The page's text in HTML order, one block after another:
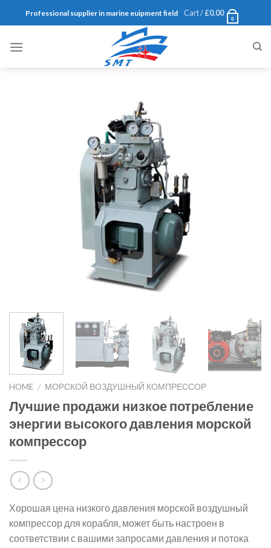
Professional supplier in marine euipment field Cart /£0.00
0
HOME / МОРСКОЙ ВОЗДУШНЫЙ КОМПРЕССОР
Лучшие продажи низкое потребление
энергии высокого давления морской
компрессор
Хорошая цена низкого давления морской воздушный
компрессор для корабля, может быть настроен в
соответствии с вашими запросами давления и потока